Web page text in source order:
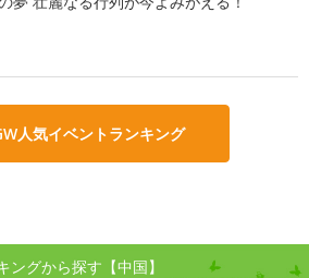
人気イベントランキング
ングから探す【中国】